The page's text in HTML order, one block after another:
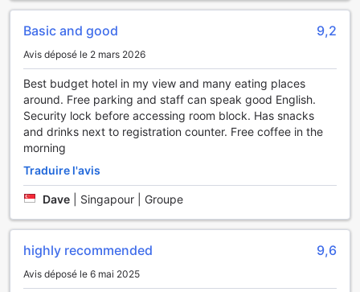
des transports en commun et commencer leur séjour en
toute sérénité.
De plus, le HOP INN Surin dispose d'un parking sur place,
offrant aux clients la possibilité de garer leur véhicule en
est un avantage considérable pour les visiteurs souhaitant
explorer la région en voiture. Que vous veniez pour les
affaires ou pour le plaisir, ces facilités de transport font du
HOP INN Surin un choix judicieux pour un séjour sans
souci.
Confort et Commodités au HOP INN Surin
Au HOP INN Surin, chaque chambre est un véritable havre
votre séjour. Grâce à la climatisation, vous pourrez profiter
d'un environnement frais et agréable, même pendant les
journées les plus chaudes de Thaïlande. Les chambres sont
Basic and good 9,2
Avis déposé le 2 mars 2026
Best budget hotel in my view and many eating places
around. Free parking and staff can speak good English.
Security lock before accessing room block. Has snacks
and drinks next to registration counter. Free coffee in the
morning
Traduire l'avis
Dave Singapour | Groupe
highly recommended 9,6
Avis déposé le 6 mai 2025